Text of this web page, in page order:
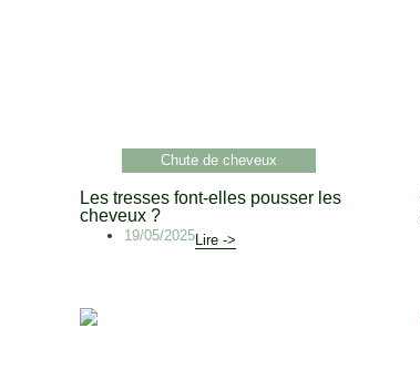
Chute de cheveux
Les tresses font-elles pousser les
cheveux ?
19/05/2025Lire ->